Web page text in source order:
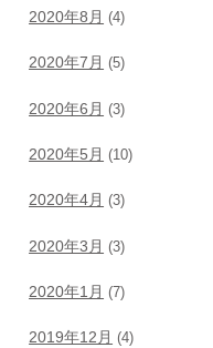
2020年8月 (4)
2020年7月 (5)
2020年6月 (3)
2020年5月 (10)
2020年4月 (3)
2020年3月 (3)
2020年1月 (7)
2019年12月 (4)